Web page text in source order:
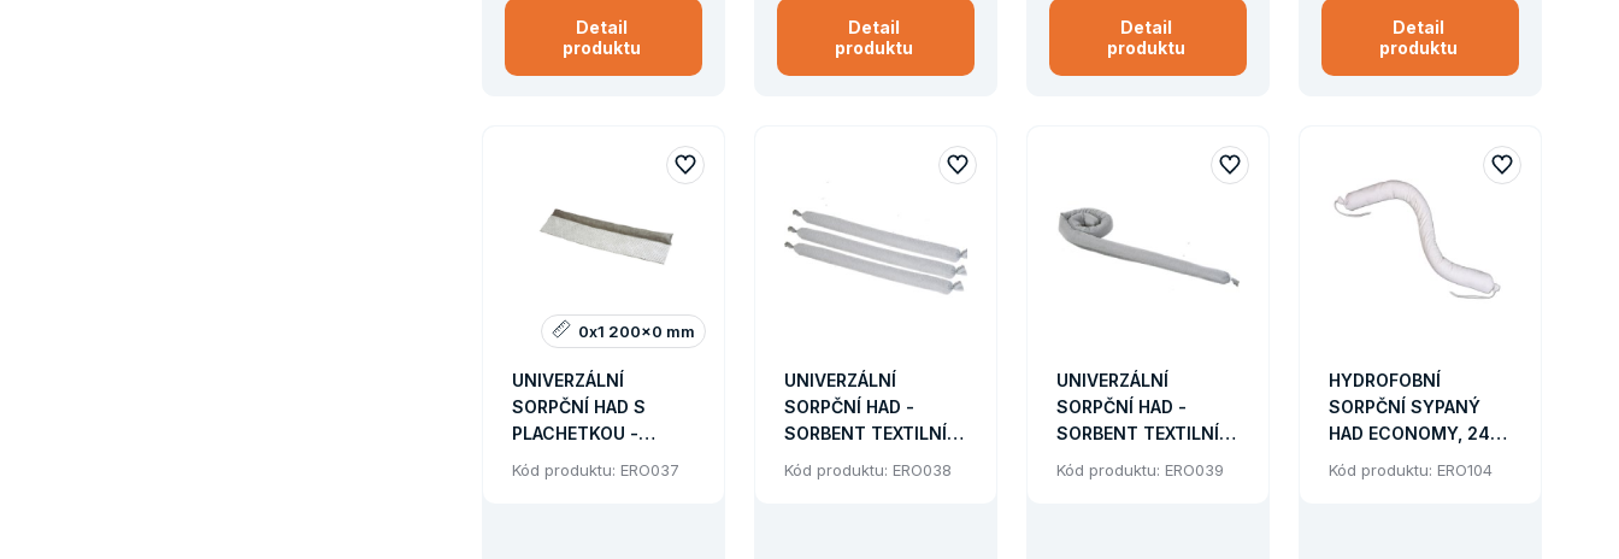
Detail
produktu
Detail
produktu
Detail
produktu
Detail
produktu
UNIVERZÁLNÍ
SORPČNÍ HAD S
PLACHETKOU -
SORBENT TEXTILNÍ
16 KS
Kód produktu: ERO037
0x1 200x0 mm
UNIVERZÁLNÍ
SORPČNÍ HAD -
SORBENT TEXTILNÍ,
24 KS (O 8 X 107 CM)
Kód produktu: ERO038
UNIVERZÁLNÍ
SORPČNÍ HAD -
SORBENT TEXTILNÍ,
12 KS (O 8 X 230 CM)
Kód produktu: ERO039
HYDROFOBNÍ
SORPČNÍ SYPANÝ
HAD ECONOMY, 24
KS
Kód produktu: ERO104